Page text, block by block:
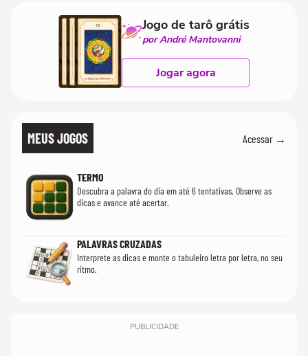
Jogo de tarô grátis
por André Mantovanni
Jogar agora
MEUS JOGOS Acessar →
TERMO
Descubra a palavra do dia em até 6 tentativas. Observe as
dicas e avance até acertar.
PALAVRAS CRUZADAS
Interprete as dicas e monte o tabuleiro letra por letra, no seu
ritmo.
PUBLICIDADE